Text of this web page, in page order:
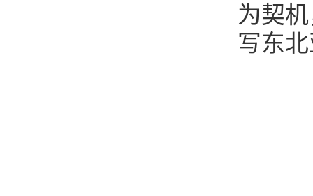
为契
写东